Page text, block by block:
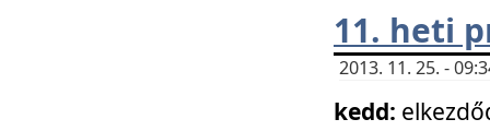
11. heti
2013. 11. 25. -
kedd: